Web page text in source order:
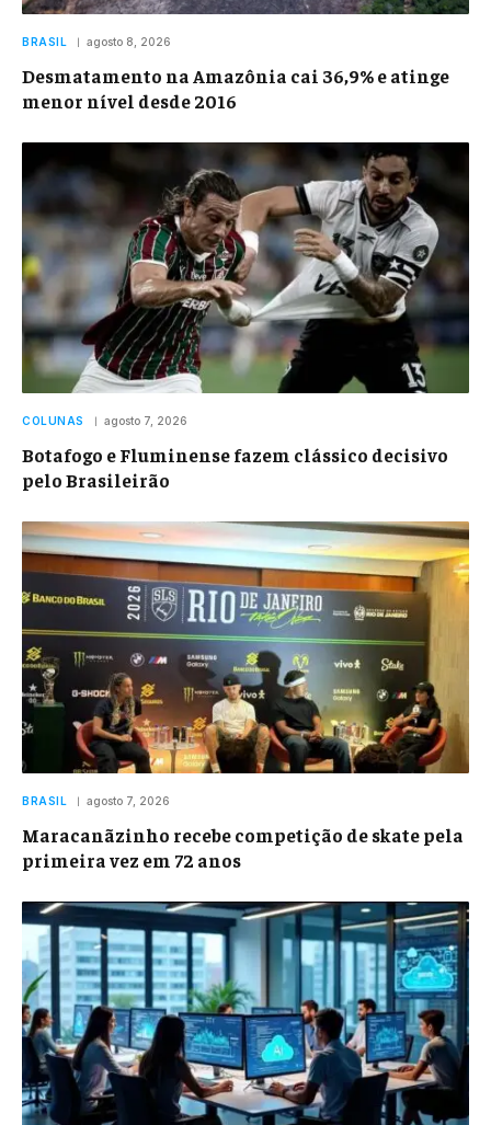
BRASIL agosto 8, 2026
Desmatamento na Amazônia cai 36,9% e atinge
menor nível desde 2016
COLUNAS agosto 7, 2026
Botafogo e Fluminense fazem clássico decisivo
pelo Brasileirão
BRASIL agosto 7, 2026
Maracanãzinho recebe competição de skate pela
primeira vez em 72 anos